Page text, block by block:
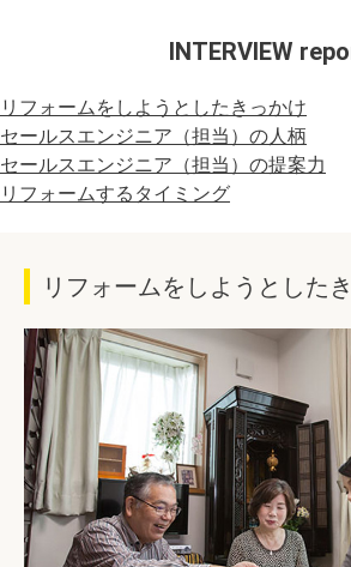
INTERVIEW
リフォームをしようとしたきっかけ
セールスエンジニア（担当）の人柄
セールスエンジニア（担当）の提案力
リフォームするタイミング
リフォームをしようとした